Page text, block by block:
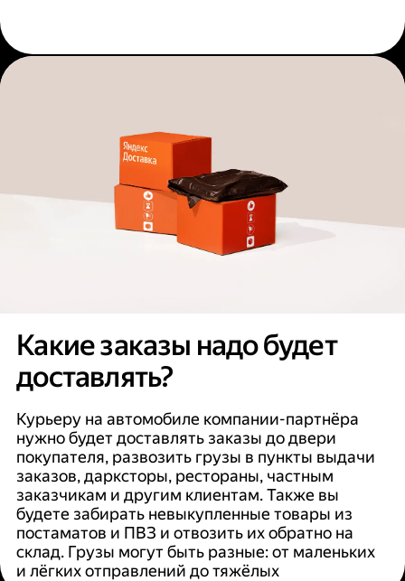
Какие заказы надо будет
доставлять?
Курьеру на автомобиле компании-партнёра
нужно будет доставлять заказы до двери
покупателя, развозить грузы в пункты выдачи
заказов, дарксторы, рестораны, частным
заказчикам и другим клиентам. Также вы
будете забирать невыкупленные товары из
постаматов и ПВЗ и отвозить их обратно на
склад. Грузы могут быть разные: от маленьких
и лёгких отправлений до тяжёлых